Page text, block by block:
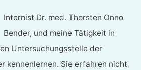
Internist Dr. med. Thorsten Onno
Bender, und meine Tätigkeit in
Untersuchungsstelle der
kennenlernen. Sie erfahren nicht